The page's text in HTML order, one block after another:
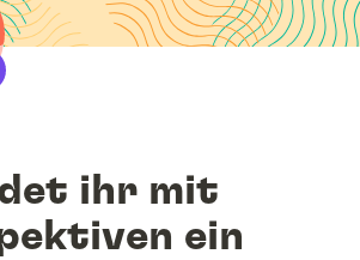
ihr mit
ein